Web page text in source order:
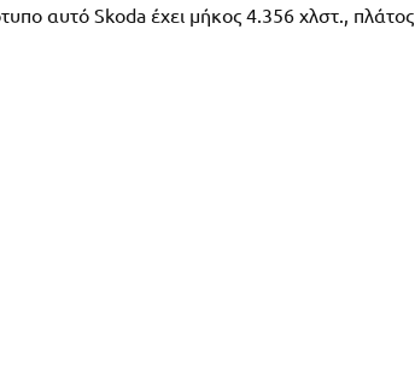
αυτό Skoda έχει μήκος 4.356 χλστ., πλάτος